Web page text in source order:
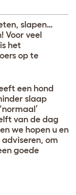
slapen…
Voor veel
het
op te
een hond
slaap
van de dag
we hopen u en
om
goede